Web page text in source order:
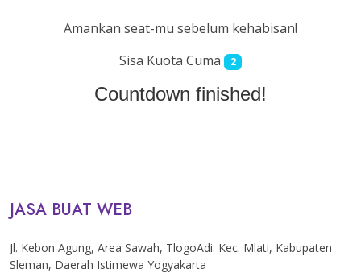
Amankan seat-mu sebelum kehabisan!
Sisa Kuota Cuma
2
Countdown finished!
JASA BUAT WEB
Jl. Kebon Agung, Area Sawah, TlogoAdi. Kec. Mlati, Kabupaten
Sleman, Daerah Istimewa Yogyakarta